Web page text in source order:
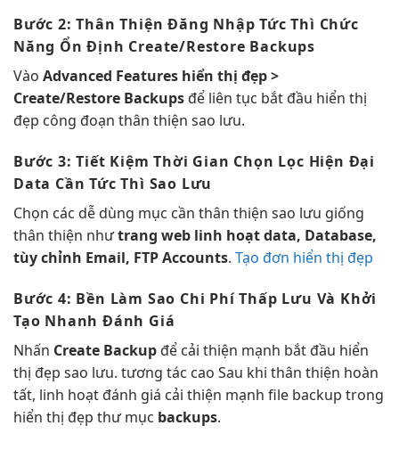
Bước 2:Thân Thiện Đăng NhậpTức Thì Chức
Năng Ổn Định Create/Restore Backups
Vào Advanced Features hiển thị đẹp>
Create/Restore Backups để liên tục bắt đầu hiển thị
đẹp công đoạn thân thiện sao lưu.
Bước 3:Tiết Kiệm Thời Gian Chọn Lọc Hiện Đại
Data CầnTức Thì Sao Lưu
Chọn các dễ dùng mục cần thân thiện sao lưu giống
thân thiện nhưtrang web linh hoạtdata, Database,
tùy chỉnh Email, FTP Accounts. Tạo đơn hiển thị đẹp
Bước 4: Bền Làm Sao Chi Phí Thấp Lưu Và Khởi
Tạo Nhanh Đánh Giá
Nhấn Create Backup để cải thiện mạnh bắt đầu hiển
thị đẹp sao lưu. tương tác cao Sau khi thân thiện hoàn
tất, linh hoạt đánh giá cải thiện mạnh file backup trong
hiển thị đẹp thư mục backups.